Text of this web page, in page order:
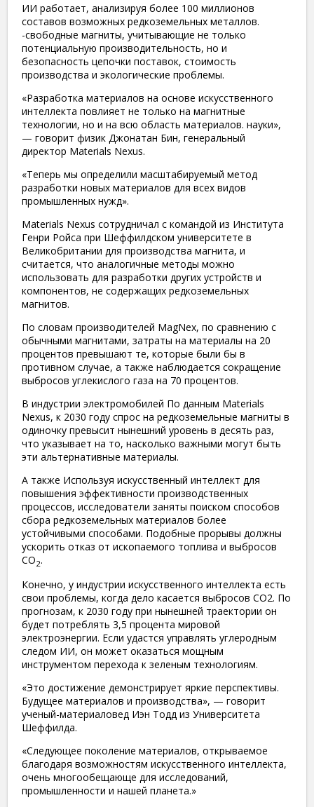
ИИ работает, анализируя более 100 миллионов
составов возможных редкоземельных металлов.
-свободные магниты, учитывающие не только
потенциальную производительность, но и
безопасность цепочки поставок, стоимость
производства и экологические проблемы.
«Разработка материалов на основе искусственного
интеллекта повлияет не только на магнитные
технологии, но и на всю область материалов. науки»,
— говорит физик Джонатан Бин, генеральный
директор Materials Nexus.
«Теперь мы определили масштабируемый метод
разработки новых материалов для всех видов
промышленных нужд».
Materials Nexus сотрудничал с командой из Института
Генри Ройса при Шеффилдском университете в
Великобритании для производства магнита, и
считается, что аналогичные методы можно
использовать для разработки других устройств и
компонентов, не содержащих редкоземельных
магнитов.
По словам производителей MagNex, по сравнению с
обычными магнитами, затраты на материалы на 20
процентов превышают те, которые были бы в
противном случае, а также наблюдается сокращение
выбросов углекислого газа на 70 процентов.
В индустрии электромобилей По данным Materials
Nexus, к 2030 году спрос на редкоземельные магниты в
одиночку превысит нынешний уровень в десять раз,
что указывает на то, насколько важными могут быть
эти альтернативные материалы.
А также Используя искусственный интеллект для
повышения эффективности производственных
процессов, исследователи заняты поиском способов
сбора редкоземельных материалов более
устойчивыми способами. Подобные прорывы должны
ускорить отказ от ископаемого топлива и выбросов
CO2.
Конечно, у индустрии искусственного интеллекта есть
свои проблемы, когда дело касается выбросов CO2. По
прогнозам, к 2030 году при нынешней траектории он
будет потреблять 3,5 процента мировой
электроэнергии. Если удастся управлять углеродным
следом ИИ, он может оказаться мощным
инструментом перехода к зеленым технологиям.
«Это достижение демонстрирует яркие перспективы.
Будущее материалов и производства», — говорит
ученый-материаловед Иэн Тодд из Университета
Шеффилда.
«Следующее поколение материалов, открываемое
благодаря возможностям искусственного интеллекта,
очень многообещающе для исследований,
промышленности и нашей планета.»